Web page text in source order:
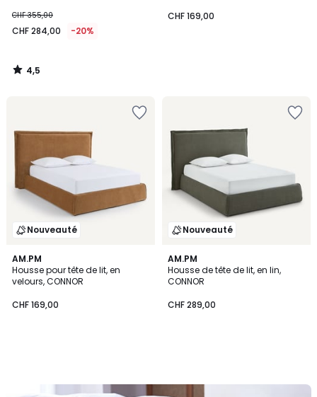
CHF 355,00
CHF 284,00 -20%
4,5
/
CHF 169,00
Nouveauté
AM.PM
Housse pour tête de lit, en
velours, CONNOR
CHF 169,00
Nouveauté
AM.PM
Housse de tête de lit, en lin,
CONNOR
CHF 289,00